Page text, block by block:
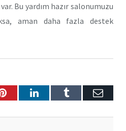
Bu yardım hazır salonumuzu
aman daha fazla destek
PinterestLinkedInTumblr E-